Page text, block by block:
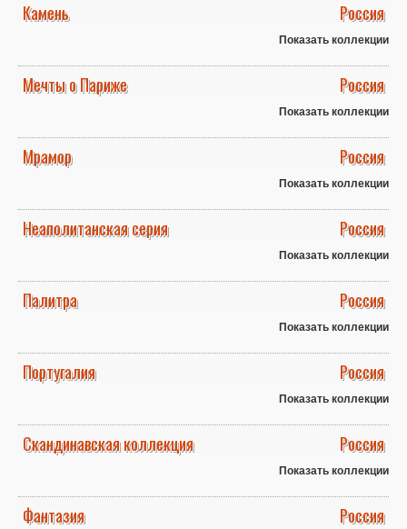
Камень Россия
Показать коллекции
Мечты о Париже Россия
Показать коллекции
Мрамор Россия
Показать коллекции
Неаполитанская серия Россия
Показать коллекции
Палитра Россия
Показать коллекции
Португалия Россия
Показать коллекции
Скандинавская коллекция Россия
Показать коллекции
Фантазия Россия